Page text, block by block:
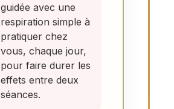
guidée avec une
respiration simple à
pratiquer chez
vous, chaque jour,
pour faire durer les
effets entre deux
séances.